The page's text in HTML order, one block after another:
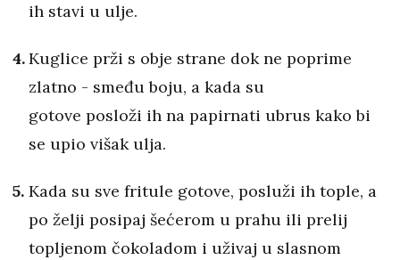
ih stavi u ulje.
Kuglice prži s obje strane dok ne poprime
zlatno - smeđu boju, a kada su
gotove posloži ih na papirnati ubrus kako bi
se upio višak ulja.
Kada su sve fritule gotove, posluži ih tople, a
po želji posipaj šećerom u prahu ili prelij
topljenom čokoladom i uživaj u slasnom